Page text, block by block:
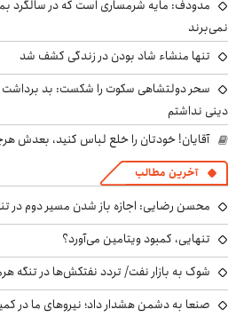
مدودف: مایه شرمساری است که در سالگرد
نمی‌برند
تنها منشاء شاد بودن در زندگی کشف شد
سحر دولتشاهی سکوت را شکست: بد برداشت
دینی نداشتم
آقایان! خودتان را خلع لباس کنید، بعدش
آخرین مطالب
محسن رضایی: اجازه باز شدن مسیر دوم در
تنهایی، کمبود ویتامین می‌آورد؟
شوک به بازار نفت/ تردد نفتکش‌ها در تنگه هرمز ۹۰ درصد سقوط
صنعا به دشمن هشدار داد؛ نیروهای ما در